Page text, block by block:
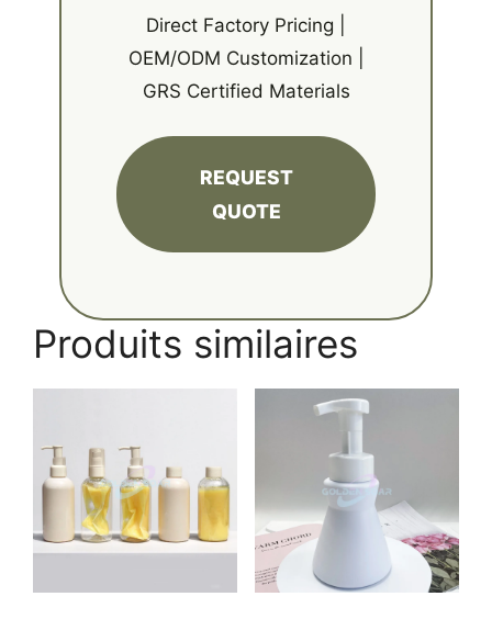
Direct Factory Pricing |
OEM/ODM Customization |
GRS Certified Materials
REQUEST
QUOTE
Produits similaires